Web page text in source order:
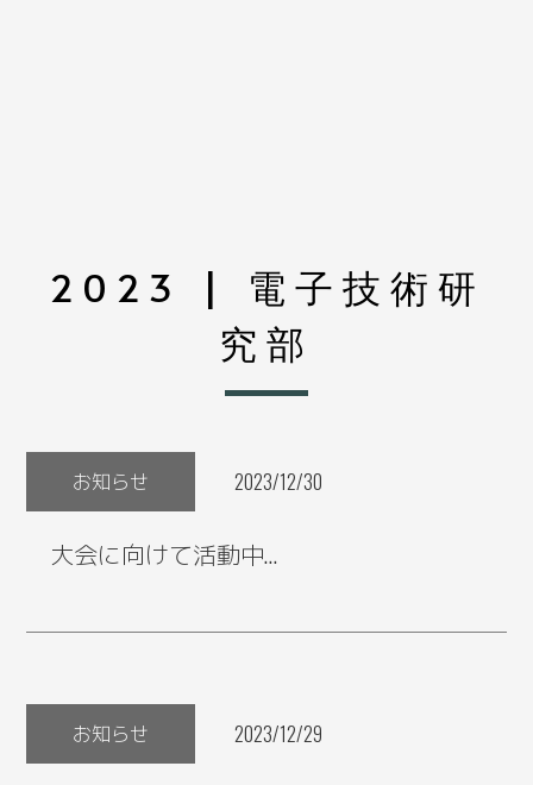
2023 | 電子技術研
究部
2023/12/30
お知らせ
大会に向けて活動中…
2023/12/29
お知らせ